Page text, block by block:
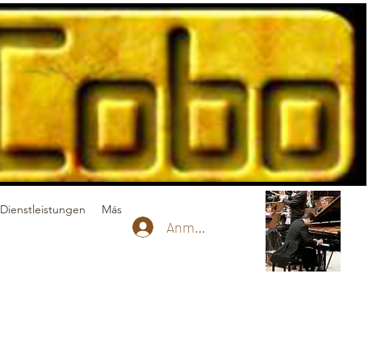
Dienstleistungen Más
Anmelden